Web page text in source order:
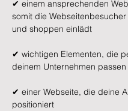
✔ einem ansprechenden
somit die
und shoppen einlädt
✔ wichtigen Elementen, die
deinem Unternehmen passen
​✔ einer Webseite, die deine
positioniert